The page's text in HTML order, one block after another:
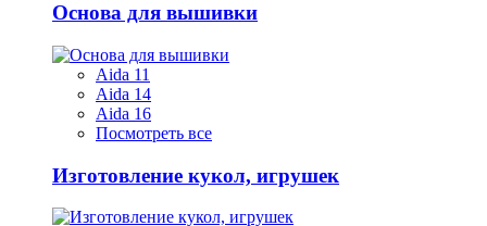
Основа для вышивки
Aida 11
Aida 14
Aida 16
Посмотреть все
Изготовление кукол, игрушек